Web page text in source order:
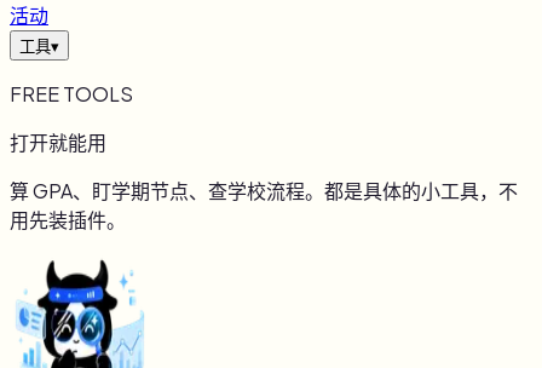
活动
工具▾
FREE TOOLS
打开就能用
算 GPA、盯学期节点、查学校流程。都是具体的小工具，不
用先装插件。